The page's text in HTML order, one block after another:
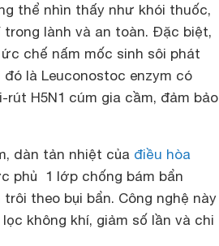
thể nhìn thấy như khói thuốc,
trong lành và an toàn. Đặc biệt,
chế nấm mốc sinh sôi phát
là Leuconostoc enzym có
H5N1 cúm gia cầm, đảm bảo
dàn tản nhiệt của điều hòa
phủ 1 lớp chống bám bẩn
theo bụi bẩn. Công nghệ này
không khí, giảm số lần và chi